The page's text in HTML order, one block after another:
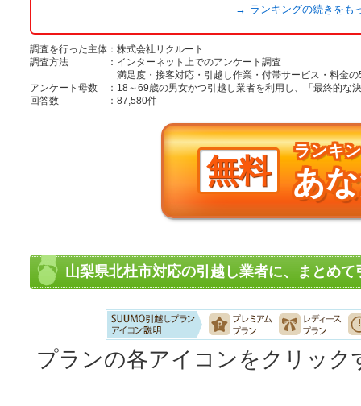
→ ランキングの続きをも
調査を行った主体 ： 株式会社リクルート
調査方法
： インターネット上でのアンケート調査
満足度・接客対応・引越し作業・付帯サービス・料金
アンケート母数
： 18～69歳の男女かつ引越し業者を利用し、「最終的な
回答数
： 87,580件
無料
ランキ
あ
山梨県北杜市対応の引越し業者に、まとめ
プランの各アイコンをクリッ